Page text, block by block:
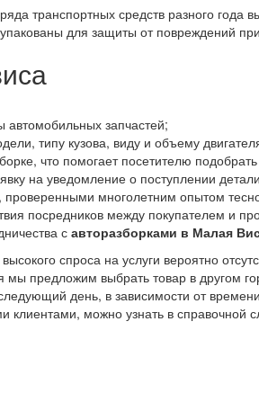
транспортных средств разного года
для защиты от повреждений
запчастей;
типу кузова, виду и объему
что помогает посетителю
на уведомление о поступлении
многолетним опытом
посредников между покупателем и
савторазборками в Малая
спроса на услуги вероятно
мы предложим выбрать товар в другом
день, в зависимости от
клиентами, можно узнать в справочной